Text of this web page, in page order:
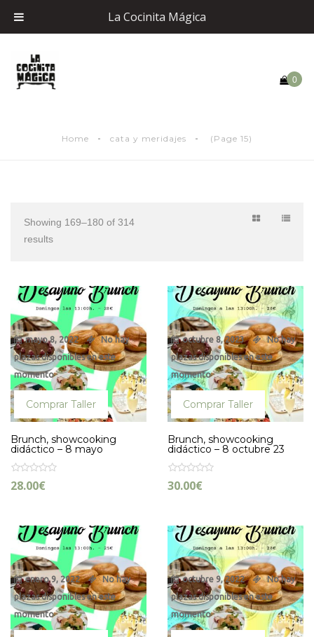
0
Home cata y meridajes (Page 15)
Showing 169–180 of 314
results
mayo 8, 2022
No hay
plazas disponibles en este
momento
Comprar Taller
Brunch, showcooking
didáctico – 8 mayo
28.00€
octubre 8, 2023
No hay
plazas disponibles en este
momento
Comprar Taller
Brunch, showcooking
didáctico – 8 octubre 23
30.00€
enero 9, 2022
No hay
plazas disponibles en este
momento
octubre 9, 2022
No hay
plazas disponibles en este
momento
La Cocinita Mágica